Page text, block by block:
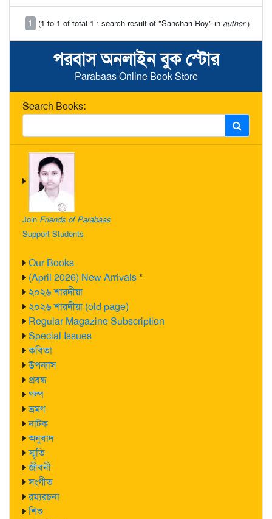
পরবাস অনলাইন বুক স্টোর
Parabaas Online Book Store
Search Books:
Join Friends of Parabaas
Support Students
Our Books
(April 2026) New Arrivals*
২০২৬ শারদীয়া
২০২৬ শারদীয়া (old page)
Regular Magazine Subscription
Special Issues
কবিতা
উপন্যাস
প্রবন্ধ
গল্প
ভ্রমণ
নাটক
অনুবাদ
স্মৃতি
জীবনী
সংগীত
রম্যরচনা
শিশু
1 (1 to 1 of total 1 : search result of "Sanchari Roy" in author)